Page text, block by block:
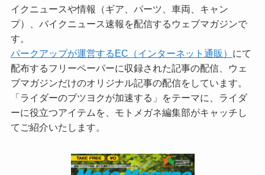
イクニュースや情報（ギア、パーツ、車両、キャン
プ）、バイクニュース速報を配信するウェブマガジンで
す。
パークアップが運営するEC（インターネット通販） にて
配布するフリーペーパーに収録された記事の配信、ウェ
ブマガジンだけのオリジナル記事の配信をしています。
「ライダーのブツヨクが加速する」をテーマに、ライダ
ーに役立つアイテムを、モトメガネ編集部がキャッチし
てご紹介いたします。